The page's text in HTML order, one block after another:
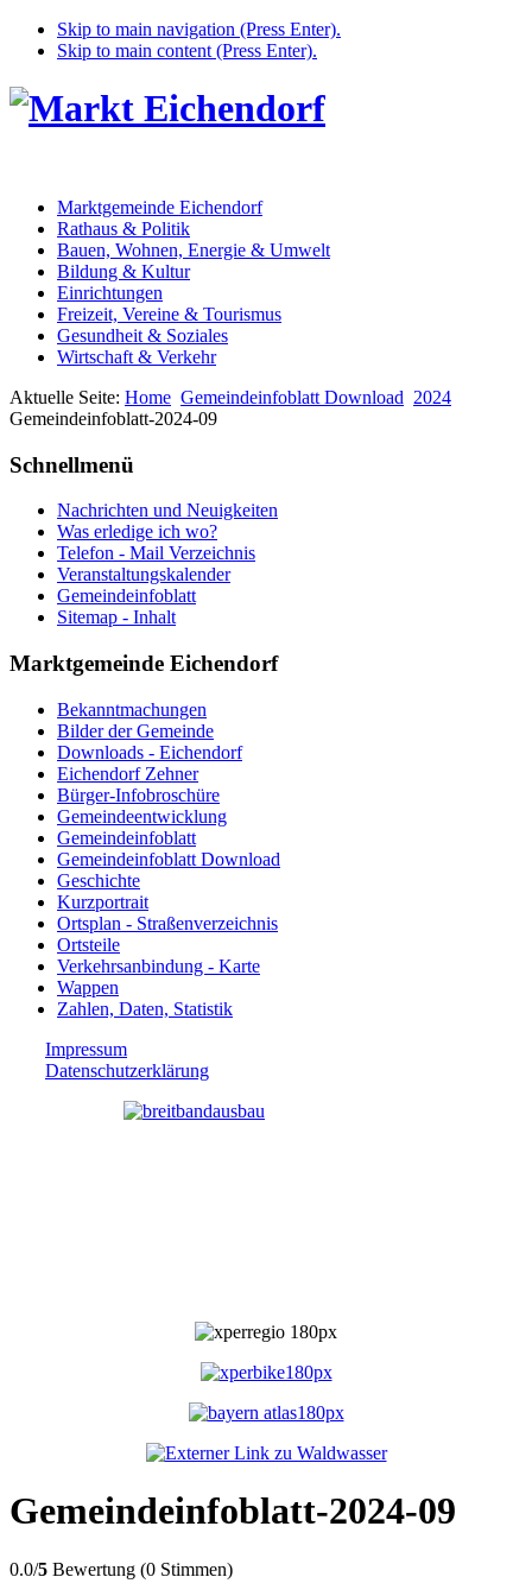
Skip to main navigation (Press Enter).
Skip to main content (Press Enter).
Marktgemeinde Eichendorf
Rathaus & Politik
Bauen, Wohnen, Energie & Umwelt
Bildung & Kultur
Einrichtungen
Freizeit, Vereine & Tourismus
Gesundheit & Soziales
Wirtschaft & Verkehr
Aktuelle Seite: Home Gemeindeinfoblatt Download 2024
Gemeindeinfoblatt-2024-09
Schnellmenü
Nachrichten und Neuigkeiten
Was erledige ich wo?
Telefon - Mail Verzeichnis
Veranstaltungskalender
Gemeindeinfoblatt
Sitemap - Inhalt
Marktgemeinde Eichendorf
Bekanntmachungen
Bilder der Gemeinde
Downloads - Eichendorf
Eichendorf Zehner
Bürger-Infobroschüre
Gemeindeentwicklung
Gemeindeinfoblatt
Gemeindeinfoblatt Download
Geschichte
Kurzportrait
Ortsplan - Straßenverzeichnis
Ortsteile
Verkehrsanbindung - Karte
Wappen
Zahlen, Daten, Statistik
Impressum
Datenschutzerklärung
Gemeindeinfoblatt-2024-09
0.0/5 Bewertung (0 Stimmen)